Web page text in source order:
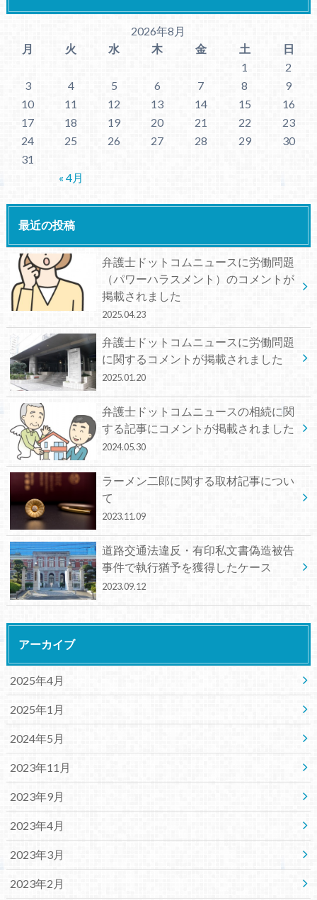
2026年8月
月
火 水 木 金 土 日
« 4月
1
2
3
4 5 6 7 8
9
10
11 12 13 14 15
16
17
18 19 20 21 22
23
24
25 26 27 28 29
30
31
最近の投稿
弁護士ドットコムニュースに労働問題
（パワーハラスメント）のコメントが
掲載されました
2025.04.23
弁護士ドットコムニュースに労働問題
に関するコメントが掲載されました
2025.01.20
弁護士ドットコムニュースの相続に関
する記事にコメントが掲載されました
2024.05.30
ラーメン二郎に関する取材記事につい
て
2023.11.09
道路交通法違反・有印私文書偽造被告
事件で執行猶予を獲得したケース
2023.09.12
アーカイブ
2025年4月
2025年1月
2024年5月
2023年11月
2023年9月
2023年4月
2023年3月
2023年2月